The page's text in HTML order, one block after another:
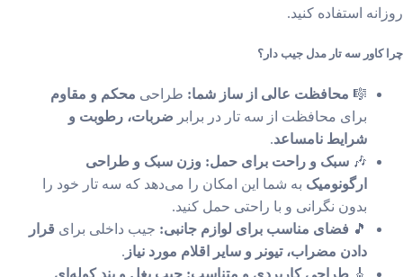
استفاده کنید.
کاور سه تار مدل جیب دار؟
🎼محافظت عالی از ساز شما:طراحیمحکم و مقاوم
برای محافظت از سه تار در برابر ضربات، رطوبت و
شرایط نامساعد.
🎶سبک و راحت برای حمل: وزن سبک و طراحی
ارگونومیکبه شما این امکان را می‌دهد که سه تار خود را
بدون نگرانی و با راحتی حمل کنید.
🎵
فضای مناسب برای لوازم جانبی:جیب داخلی برای قرار
دادن مضراب، تیونر و سایر اقلام مورد نیاز.